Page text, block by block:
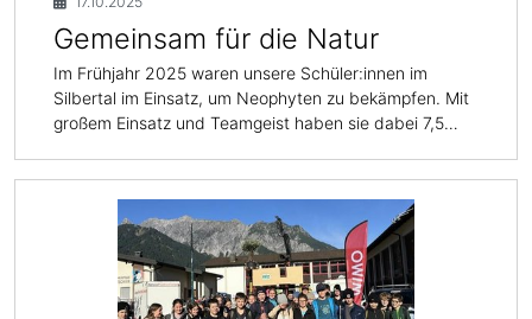
Gemeinsam für die Natur
Im Frühjahr 2025 waren unsere Schüler:innen im
Silbertal im Einsatz, um Neophyten zu bekämpfen. Mit
großem Einsatz und Teamgeist haben sie dabei 7,5…